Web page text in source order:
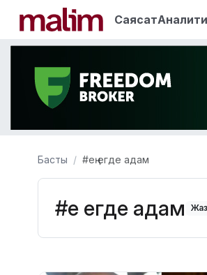
Саясат
Басты #ең егде адам
#ең егде адам